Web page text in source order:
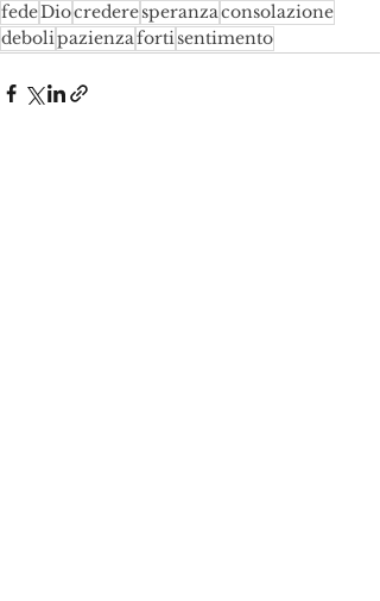
fedeDiocrederesperanzaconsolazione
debolipazienzafortisentimento